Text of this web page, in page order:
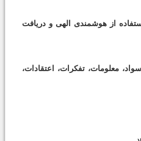
از هوشمندی الهی و دریافت
معلومات، تفکرات، اعتقادات،